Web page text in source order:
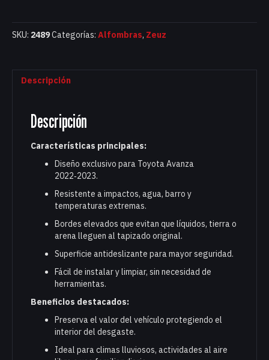
SKU: 2489Categorías: Alfombras, Zeuz
Descripción
Descripción
Características principales:
Diseño exclusivo para Toyota Avanza
2022‑2023.
Resistente a impactos, agua, barro y
temperaturas extremas.
Bordes elevados que evitan que líquidos, tierra o
arena lleguen al tapizado original.
Superficie antideslizante para mayor seguridad.
Fácil de instalar y limpiar, sin necesidad de
herramientas.
Beneficios destacados:
Preserva el valor del vehículo protegiendo el
interior del desgaste.
Ideal para climas lluviosos, actividades al aire